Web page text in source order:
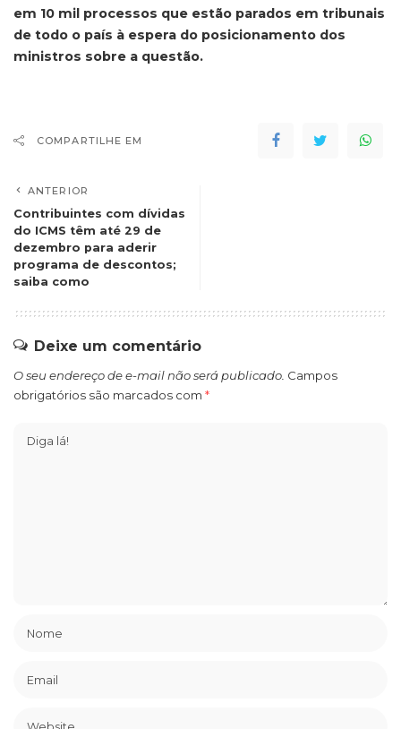
em 10 mil processos que estão parados em tribunais
de todo o país à espera do posicionamento dos
ministros sobre a questão.
COMPARTILHE EM
ANTERIOR
Contribuintes com dívidas
do ICMS têm até 29 de
dezembro para aderir
programa de descontos;
saiba como
Deixe um comentário
O seu endereço de e-mail não será publicado. Campos
obrigatórios são marcados com *